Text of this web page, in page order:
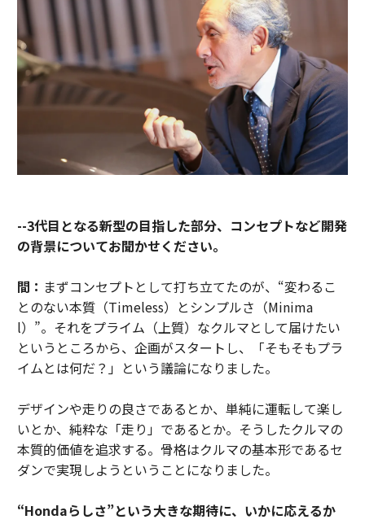
--3代目となる新型の目指した部分、コンセプトなど開発
の背景についてお聞かせください。
間： まずコンセプトとして打ち立てたのが、“変わるこ
とのない本質（Timeless）とシンプルさ（Minima
l）”。それをプライム（上質）なクルマとして届けたい
というところから、企画がスタートし、「そもそもプラ
イムとは何だ？」という議論になりました。
デザインや走りの良さであるとか、単純に運転して楽し
いとか、純粋な「走り」であるとか。そうしたクルマの
本質的価値を追求する。骨格はクルマの基本形であるセ
ダンで実現しようということになりました。
“Hondaらしさ”という大きな期待に、いかに応えるか